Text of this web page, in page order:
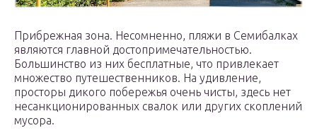
Прибрежная зона. Несомненно, пляжи в Семибалках
являются главной достопримечательностью.
Большинство из них бесплатные, что привлекает
множество путешественников. На удивление,
просторы дикого побережья очень чисты, здесь нет
несанкционированных свалок или других скоплений
мусора.